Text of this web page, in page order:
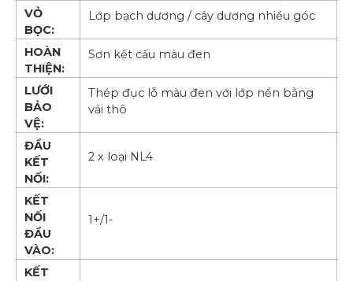
VỎ
BỌC:
Lớp bạch dương / cây dương nhiều góc
HOÀN
THIỆN:
Sơn kết cấu màu đen
LƯỚI
BẢO
VỆ:
Thép đục lỗ màu đen với lớp nền bằng
vải thô
ĐẦU
KẾT
NỐI:
2 x loại NL4
KẾT
NỐI
ĐẦU
VÀO:
1+/1-
KẾT